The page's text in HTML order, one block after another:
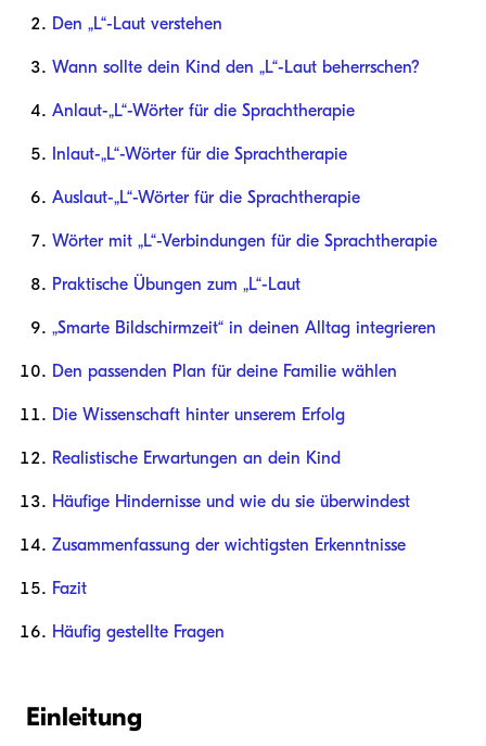
Den „L“-Laut verstehen
Wann sollte dein Kind den „L“-Laut beherrschen?
Anlaut-„L“-Wörter für die Sprachtherapie
Inlaut-„L“-Wörter für die Sprachtherapie
Auslaut-„L“-Wörter für die Sprachtherapie
Wörter mit „L“-Verbindungen für die Sprachtherapie
Praktische Übungen zum „L“-Laut
„Smarte Bildschirmzeit“ in deinen Alltag integrieren
Den passenden Plan für deine Familie wählen
Die Wissenschaft hinter unserem Erfolg
Realistische Erwartungen an dein Kind
Häufige Hindernisse und wie du sie überwindest
Zusammenfassung der wichtigsten Erkenntnisse
Fazit
Häufig gestellte Fragen
Einleitung